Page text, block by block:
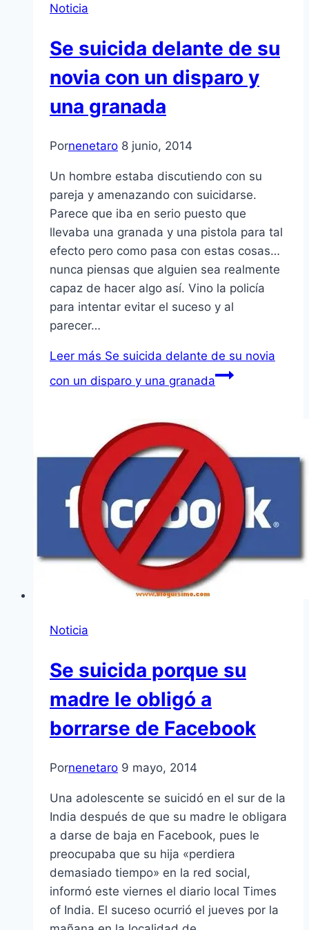
Noticia
Se suicida delante de su
novia con un disparo y
una granada
Pornenetaro 8 junio, 2014
Un hombre estaba discutiendo con su
pareja y amenazando con suicidarse.
Parece que iba en serio puesto que
llevaba una granada y una pistola para tal
efecto pero como pasa con estas cosas…
nunca piensas que alguien sea realmente
capaz de hacer algo así. Vino la policía
para intentar evitar el suceso y al
parecer…
Leer más Se suicida delante de su novia
con un disparo y una granada
Noticia
Se suicida porque su
madre le obligó a
borrarse de Facebook
Pornenetaro 9 mayo, 2014
Una adolescente se suicidó en el sur de la
India después de que su madre le obligara
a darse de baja en Facebook, pues le
preocupaba que su hija «perdiera
demasiado tiempo» en la red social,
informó este viernes el diario local Times
of India. El suceso ocurrió el jueves por la